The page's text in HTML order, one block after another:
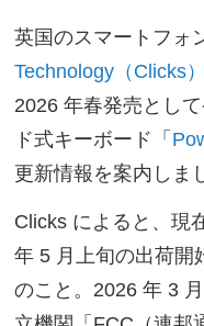
英国のスマートフォ
Technology（Clicks）
2026 年春発売とし
ド式キーボード「
更新情報を案内しま
Clicks によると、現
年 5 月上旬の出荷開
のこと。2026 年 3